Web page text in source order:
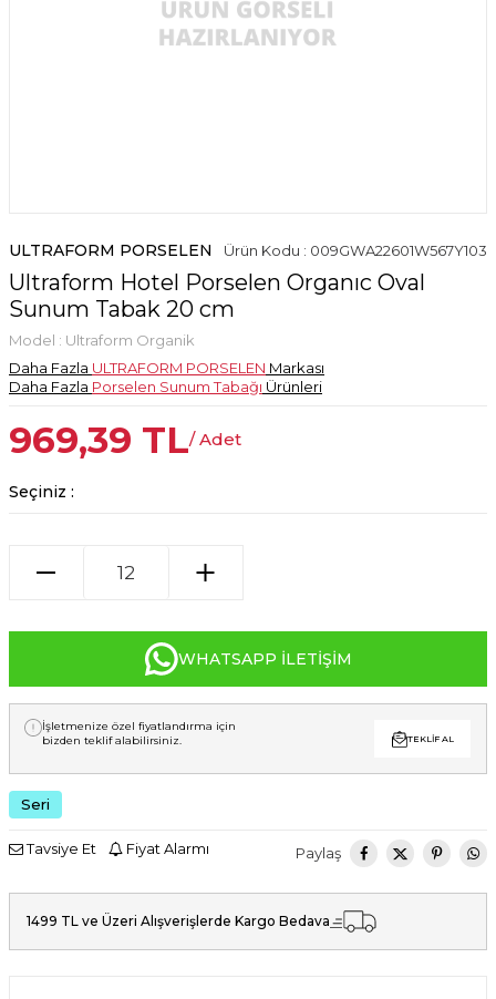
ULTRAFORM PORSELEN Ürün Kodu : 009GWA22601W567Y103
Ultraform Hotel Porselen Organıc Oval
Sunum Tabak 20 cm
Model : Ultraform Organik
Daha Fazla ULTRAFORM PORSELEN Markası
Daha Fazla Porselen Sunum Tabağı Ürünleri
969,39 TL/ Adet
Seçiniz :
WHATSAPP İLETIŞIM
İşletmenize özel fiyatlandırma için
bizden teklif alabilirsiniz.
TEKLIF AL
Seri
Tavsiye Et Fiyat Alarmı Paylaş
1499 TL ve Üzeri Alışverişlerde Kargo Bedava